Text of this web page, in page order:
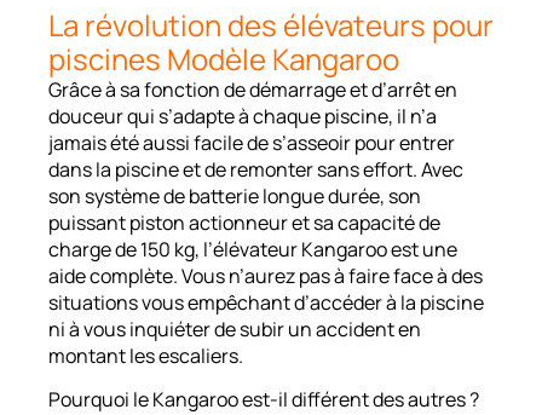
La révolution des élévateurs pour
piscines Modèle Kangaroo
Grâce à sa fonction de démarrage et d’arrêt en
douceur qui s’adapte à chaque piscine, il n’a
jamais été aussi facile de s’asseoir pour entrer
dans la piscine et de remonter sans effort. Avec
son système de batterie longue durée, son
puissant piston actionneur et sa capacité de
charge de 150 kg, l’élévateur Kangaroo est une
aide complète. Vous n’aurez pas à faire face à des
situations vous empêchant d’accéder à la piscine
ni à vous inquiéter de subir un accident en
montant les escaliers.
Pourquoi le Kangaroo est-il différent des autres ?